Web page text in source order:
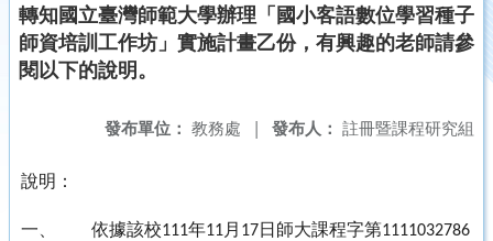
轉知國立臺灣師範大學辦理「國小客語數位學習種子
師資培訓工作坊」實施計畫乙份，有興趣的老師請參
閱以下的說明。
發布人： 註冊暨課程研究組
發布單位： 教務處 |
說明：
一、 依據該校111年11月 17日師大課程字第1111032786